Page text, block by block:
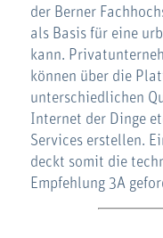
der Berner
als Basis für eine
kann.
können über die
unterschiedlichen
Internet der Dinge
Services erstellen.
deckt somit die
Empfehlung 3A